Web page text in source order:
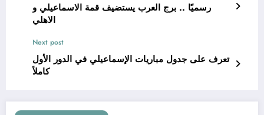
رسميًا .. برج العرب يستضيف قمة الاسماعيلي و
الاهلي
Next post
تعرف على جدول مباريات الإسماعيلي في الدور الأول
كاملاً